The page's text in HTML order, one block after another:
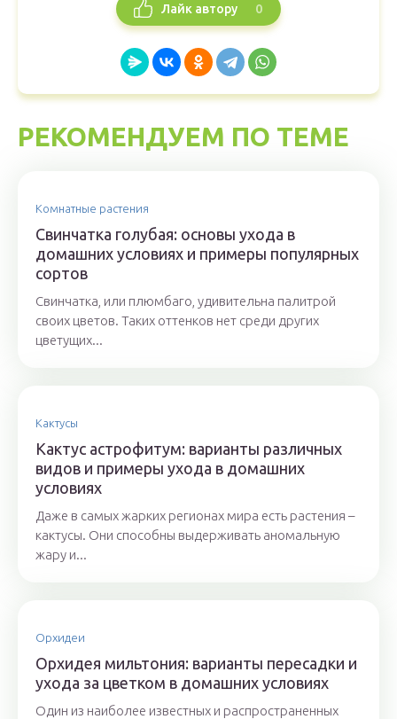
Лайк автору 0
РЕКОМЕНДУЕМ ПО ТЕМЕ
Комнатные растения
Свинчатка голубая: основы ухода в
домашних условиях и примеры популярных
сортов
Свинчатка, или плюмбаго, удивительна палитрой
своих цветов. Таких оттенков нет среди других
цветущих...
Кактусы
Кактус астрофитум: варианты различных
видов и примеры ухода в домашних
условиях
Даже в самых жарких регионах мира есть растения –
кактусы. Они способны выдерживать аномальную
жару и...
Орхидеи
Орхидея мильтония: варианты пересадки и
ухода за цветком в домашних условиях
Один из наиболее известных и распространенных